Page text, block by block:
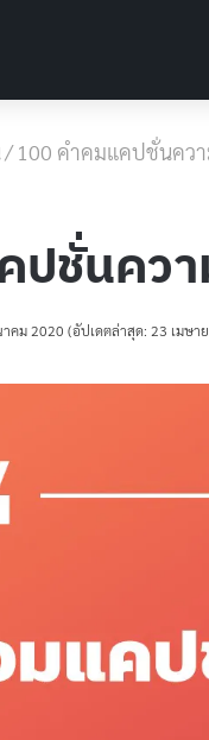
/ 100 คำคมแคปชั่นคว
ปชั่นคว
าคม 2020 (อัปเดตล่าสุด: 23 เมษา